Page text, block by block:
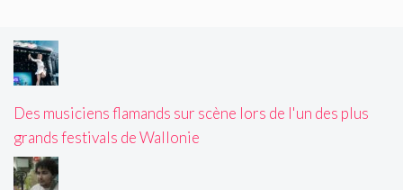
Des musiciens flamands sur scène lors de l'un des plus
grands festivals de Wallonie